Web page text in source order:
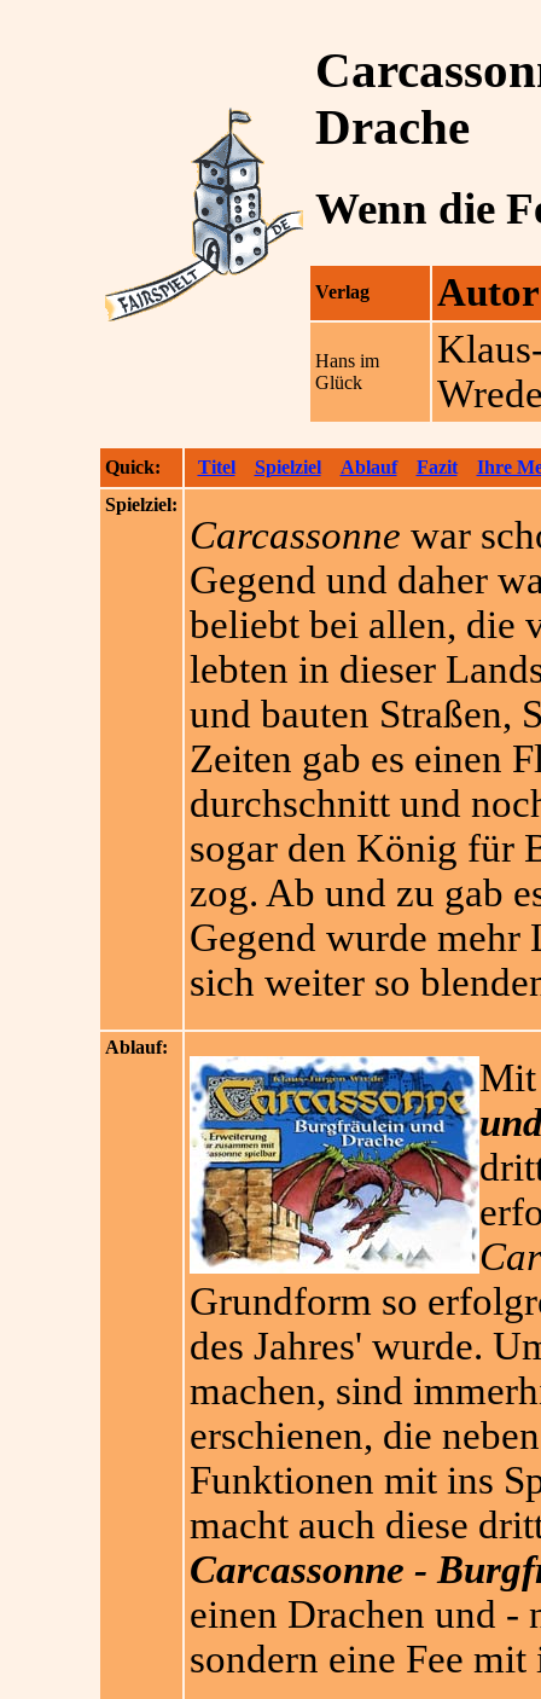
Drache
Wenn die
Verlag Autor
Hans im
Glück
Quick: Titel Spielziel Ablauf Fazit
Ihre
Spielziel:
Carcassonne war
Gegend und daher
beliebt bei allen, die
lebten in dieser
und bauten Straßen,
Zeiten gab es einen
durchschnitt und
sogar den König für
zog. Ab und zu gab
Gegend wurde mehr
sich weiter so
Ablauf:
Grundform so
des Jahres' wurde.
machen, sind
erschienen, die
Funktionen mit ins
macht auch diese
Carcassonne -
einen Drachen und -
sondern eine Fee mit